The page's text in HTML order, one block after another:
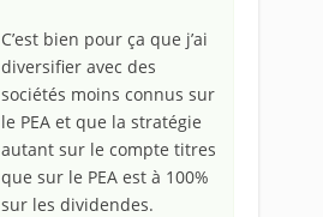
C’est bien pour ça que j’ai
diversifier avec des
sociétés moins connus sur
le PEA et que la stratégie
autant sur le compte titres
que sur le PEA est à 100%
sur les dividendes.